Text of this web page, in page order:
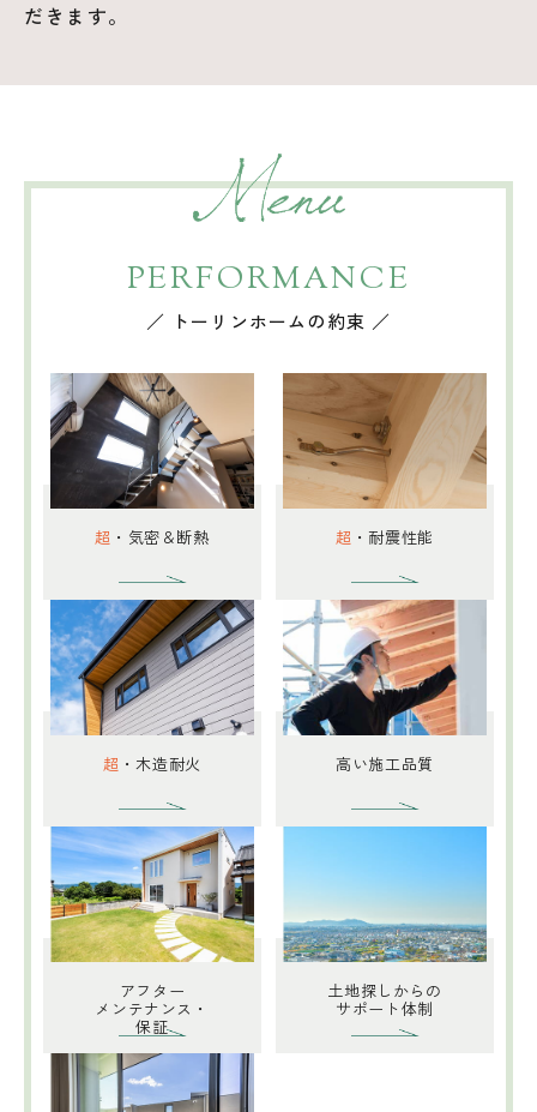
だきます。
PERFORMANCE
／ トーリンホームの約束 ／
超 ・気密＆断熱 超 ・耐震性能
超 ・木造耐火 高い施工品質
アフター
メンテナンス・
保証
土地探しからの
サポート体制